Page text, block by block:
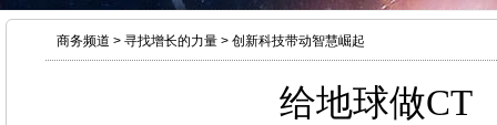
商务频道 > 寻找增长的力量 > 创新科技带动智慧崛起
给地球做CT